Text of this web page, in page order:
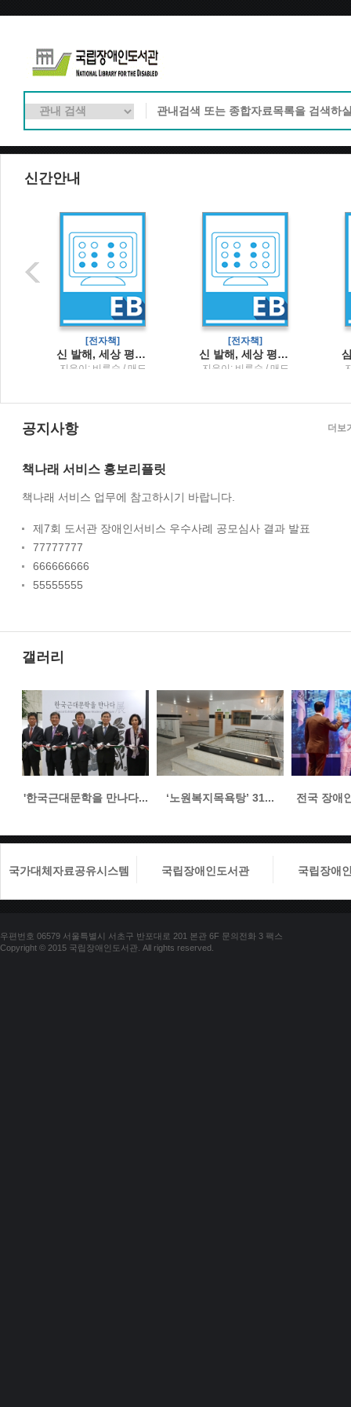
신간안내
[전자책]
신 발해, 세상 평정기비류수 대체역사 장편소설6권
지은이: 비류수 / 매드
[전자책]
신 발해, 세상 평정기비류수 대체역사 장편소설5권
지은이: 비류수 / 매드
공지사항
책나래 서비스 홍보리플릿
책나래 서비스 업무에 참고하시기 바랍니다.
제7회 도서관 장애인서비스 우수사례 공모심사 결과 발표
77777777
666666666
55555555
더보
갤러리
'한국근대문학을 만나다... ‘노원복지목욕탕’ 31... 전국 장애
국가대체자료공유시스템 국립장애인도서관 국립장애
우편번호 06579 서울특별시 서초구 반포대로 201 본관 6F 문의전화 3 팩스
Copyright © 2015 국립장애인도서관. All rights reserved.